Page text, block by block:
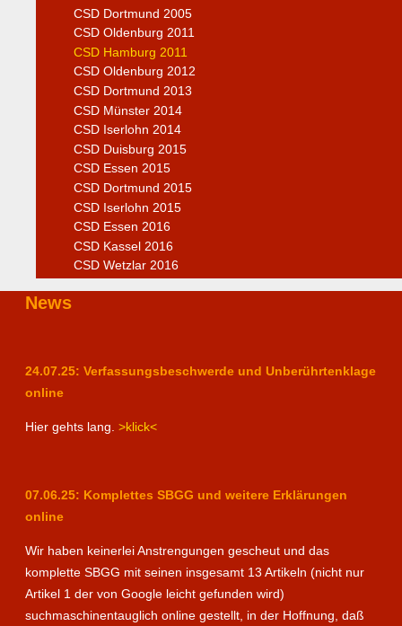
CSD Dortmund 2005
CSD Oldenburg 2011
CSD Hamburg 2011
CSD Oldenburg 2012
CSD Dortmund 2013
CSD Münster 2014
CSD Iserlohn 2014
CSD Duisburg 2015
CSD Essen 2015
CSD Dortmund 2015
CSD Iserlohn 2015
CSD Essen 2016
CSD Kassel 2016
CSD Wetzlar 2016
News
24.07.25: Verfassungsbeschwerde und Unberührtenklage
online
Hier gehts lang. >klick<
07.06.25: Komplettes SBGG und weitere Erklärungen
online
Wir haben keinerlei Anstrengungen gescheut und das
komplette SBGG mit seinen insgesamt 13 Artikeln (nicht nur
Artikel 1 der von Google leicht gefunden wird)
suchmaschinentauglich online gestellt, in der Hoffnung, daß